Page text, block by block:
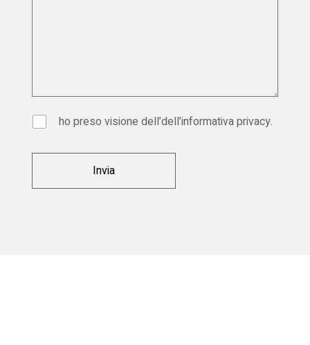
ho preso visione dell’dell’informativa privacy.